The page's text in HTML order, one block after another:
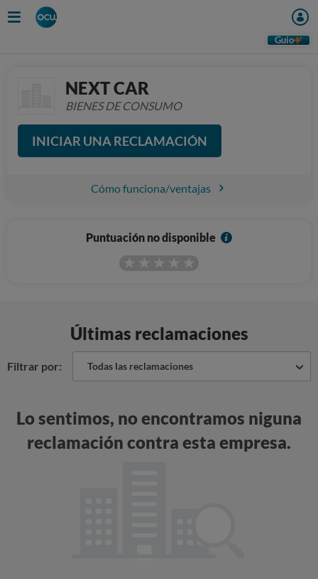
Guio
NEXT CAR
BIENES DE CONSUMO
INICIAR UNA RECLAMACIÓN
Cómo funciona/ventajas
Puntuación no disponible
I
Últimas reclamaciones
Filtrar por: Todas las reclamaciones
Lo sentimos, no encontramos niguna
reclamación contra esta empresa.